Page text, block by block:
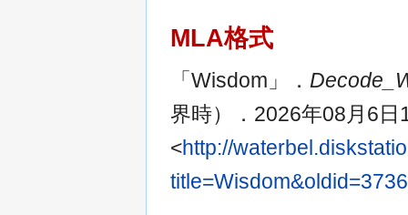
MLA格式
「Wisdom」．
界時）．2026年08月6日
<http://